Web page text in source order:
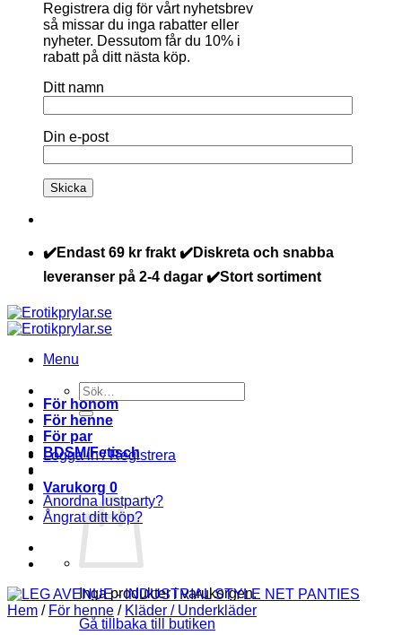
Registrera dig för vårt nyhetsbrev
så missar du inga rabatter eller
nyheter. Dessutom får du 10% i
rabatt på ditt nästa köp.
Ditt namn
Din e-post
✔️Endast 69 kr frakt ✔️Diskreta och snabba
leveranser på 2-4 dagar ✔️Stort sortiment
Menu
Sök
efter:
Logga in / Registrera
Varukorg 0
Inga produkter i varukorgen.
Gå tillbaka till butiken
För honom
För henne
För par
BDSM/Fetisch
Anordna lustparty?
Ångrat ditt köp?
Hem / För henne / Kläder / Underkläder